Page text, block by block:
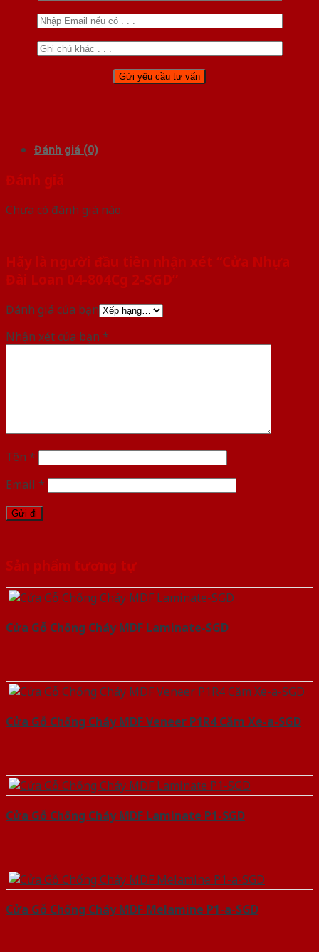
Đánh giá (0)
Đánh giá
Chưa có đánh giá nào.
Hãy là người đầu tiên nhận xét “Cửa Nhựa
Đài Loan 04-804Cg 2-SGD”
Đánh giá của bạn
Nhận xét của bạn *
Tên *
Email *
Sản phẩm tương tự
Cửa Gỗ Chống Cháy MDF Laminate-SGD
Cửa Gỗ Chống Cháy MDF Veneer P1R4 Căm Xe-a-SGD
Cửa Gỗ Chống Cháy MDF Laminate P1-SGD
Cửa Gỗ Chống Cháy MDF Melamine P1-a-SGD